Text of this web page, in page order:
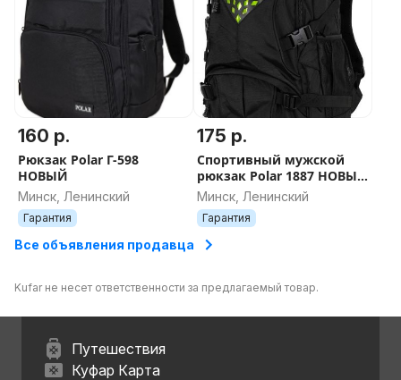
160 р.
Рюкзак Polar Г-598
НОВЫЙ
Минск, Ленинский
Гарантия
175 р.
Спортивный мужской
рюкзак Polar 1887 НОВЫЙ
ДОСТАВК
Минск, Ленинский
Гарантия
Все объявления продавца
Kufar не несет ответственности за предлагаемый товар.
Путешествия
Куфар Карта